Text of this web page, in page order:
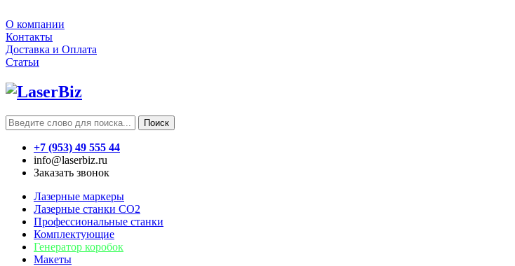
О компании
Контакты
Доставка и Оплата
Статьи
Поиск
+7 (953) 49 555 44
info@laserbiz.ru
Заказать звонок
Лазерные маркеры
Лазерные станки CO2
Профессиональные станки
Комплектующие
Генератор коробок
Макеты